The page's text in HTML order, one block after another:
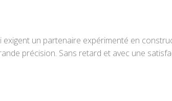
un partenaire expérimenté en
précision. Sans retard et avec une